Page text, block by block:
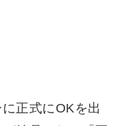
正式にOKを出